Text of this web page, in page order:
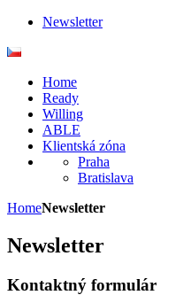
Newsletter
Home
Ready
Willing
ABLE
Klientská zóna
Praha
Bratislava
HomeNewsletter
Newsletter
Kontaktný formulár